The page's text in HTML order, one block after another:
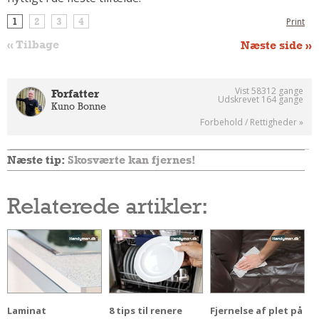
Andet
1 2 3 4
« Tilbage Næste side »
Print
Forfatter
Kuno Bonne
Vist 58312 gange
Udskrevet 164 gange
Forbehold / Rettigheder »
Næste tip: Skosværte kan fjernes!
Relaterede artikler:
Laminat
8 tips til renere
Fjernelse af plet på